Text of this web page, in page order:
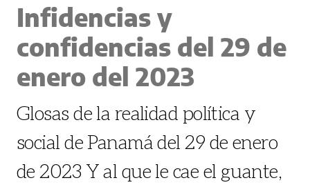
Infidencias y
confidencias del 29 de
enero del 2023
Glosas de la realidad política y
social de Panamá del 29 de enero
de 2023 Y al que le cae el guante,